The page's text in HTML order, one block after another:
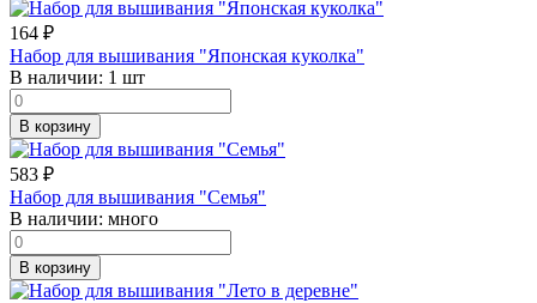
164 ₽
Набор для вышивания "Японская куколка"
В наличии: 1 шт
В корзину
583 ₽
Набор для вышивания "Семья"
В наличии: много
В корзину